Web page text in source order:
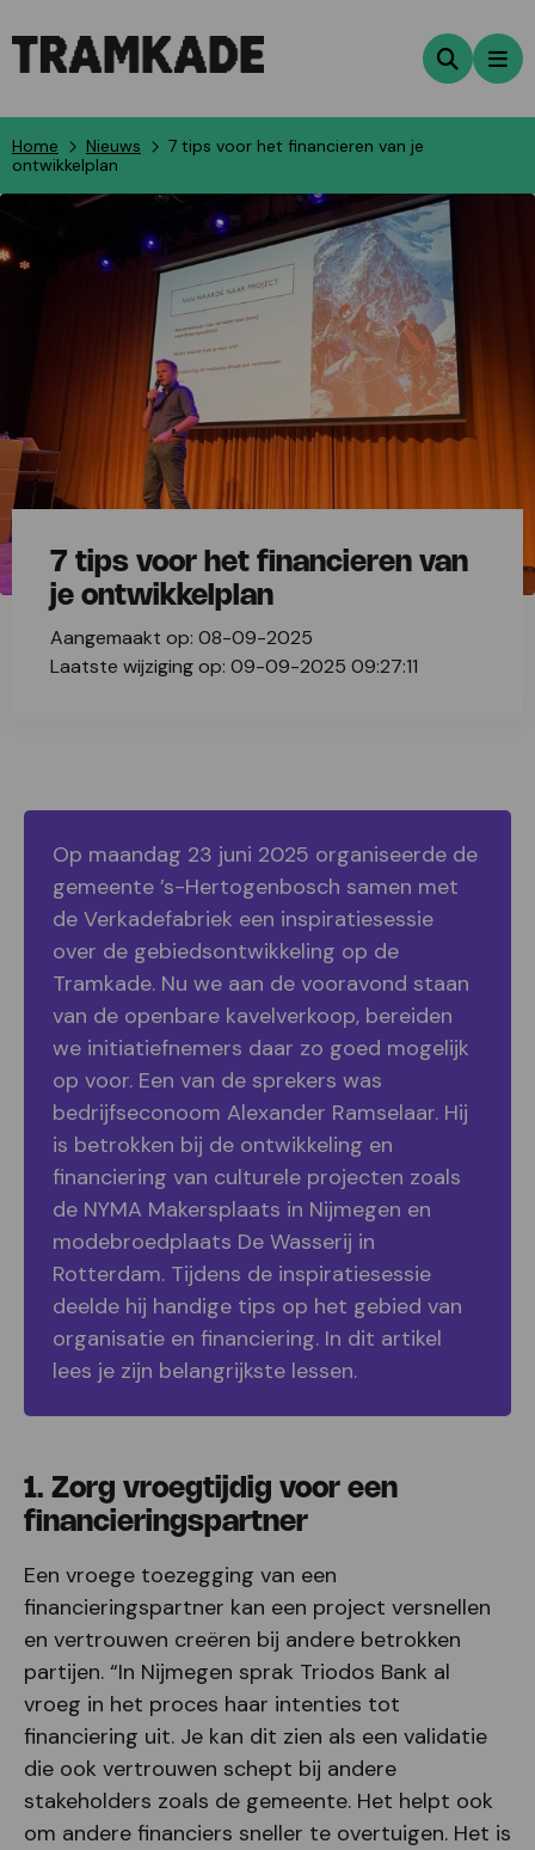
Zoeken
Home Nieuws
7 tips voor het financieren van je
ontwikkelplan
7 tips voor het financieren van
je ontwikkelplan
Aangemaakt op: 08-09-2025
Laatste wijziging op: 09-09-2025 09:27:11
Op maandag 23 juni 2025 organiseerde de
gemeente ’s-Hertogenbosch samen met
de Verkadefabriek een inspiratiesessie
over de gebiedsontwikkeling op de
Tramkade. Nu we aan de vooravond staan
van de openbare kavelverkoop, bereiden
we initiatiefnemers daar zo goed mogelijk
op voor. Een van de sprekers was
bedrijfseconoom Alexander Ramselaar. Hij
is betrokken bij de ontwikkeling en
financiering van culturele projecten zoals
de NYMA Makersplaats in Nijmegen en
modebroedplaats De Wasserij in
Rotterdam. Tijdens de inspiratiesessie
deelde hij handige tips op het gebied van
organisatie en financiering. In dit artikel
lees je zijn belangrijkste lessen.
1. Zorg vroegtijdig voor een
financieringspartner
Een vroege toezegging van een
financieringspartner kan een project versnellen
en vertrouwen creëren bij andere betrokken
partijen. “In Nijmegen sprak Triodos Bank al
vroeg in het proces haar intenties tot
financiering uit. Je kan dit zien als een validatie
die ook vertrouwen schept bij andere
stakeholders zoals de gemeente. Het helpt ook
om andere financiers sneller te overtuigen. Het is